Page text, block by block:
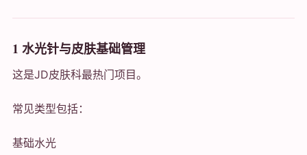
1 水光针与皮肤基础管理
这是JD皮肤科最热门项目。
常见类型包括：
基础水光